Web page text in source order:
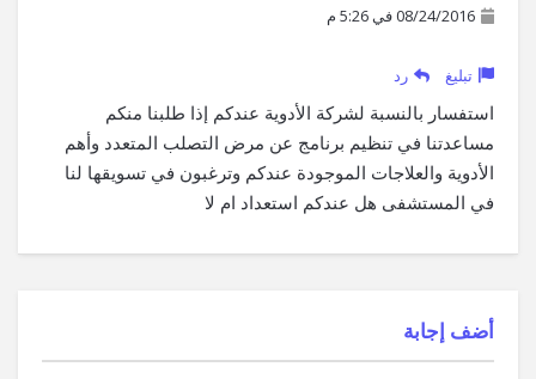
08/24/2016 في 5:26 م
تبليغ رد
استفسار بالنسبة لشركة الأدوية عندكم إذا طلبنا منكم
مساعدتنا في تنظيم برنامج عن مرض التصلب المتعدد وأهم
الأدوية والعلاجات الموجودة عندكم وترغبون في تسويقها لنا
في المستشفى هل عندكم استعداد ام لا
‫أضف إجابة